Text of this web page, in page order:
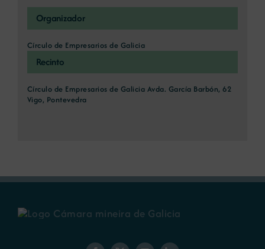
Recinto
Círculo de Empresarios de Galicia Avda. García Barbón, 62
Vigo, Pontevedra
Organizador
Círculo de Empresarios de Galicia